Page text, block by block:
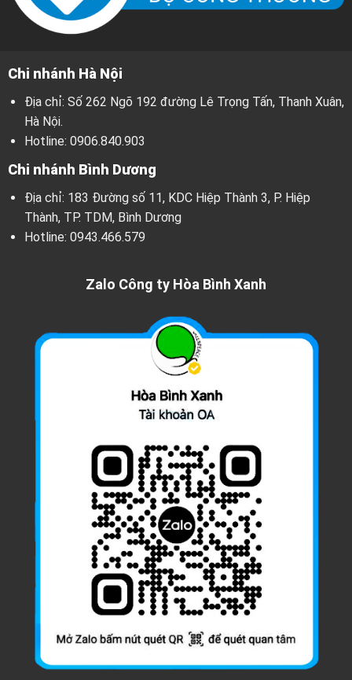
Chi nhánh Hà Nội
Địa chỉ: Số 262 Ngõ 192 đường Lê Trọng Tấn, Thanh Xuân,
Hà Nội.
Hotline: 0906.840.903
Chi nhánh Bình Dương
Địa chỉ: 183 Đường số 11, KDC Hiệp Thành 3, P. Hiệp
Thành, TP. TDM, Bình Dương
Hotline: 0943.466.579
Zalo Công ty Hòa Bình Xanh